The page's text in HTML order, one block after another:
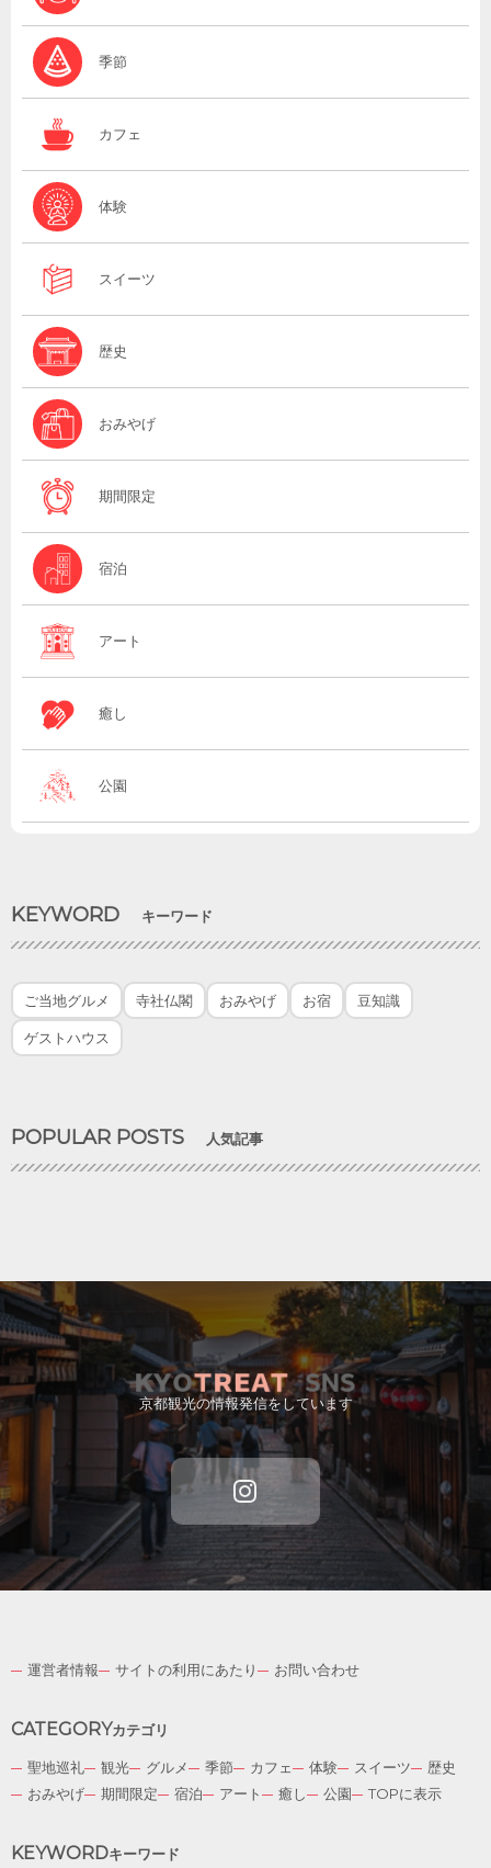
季節
カフェ
体験
スイーツ
歴史
おみやげ
期間限定
宿泊
アート
癒し
公園
KEYWORD キーワード
ご当地グルメ 寺社仏閣 おみやげ お宿 豆知識
ゲストハウス
POPULAR POSTS 人気記事
京都観光の情報発信をしています
運営者情報 サイトの利用にあたり お問い合わせ
CATEGORYカテゴリ
聖地巡礼 観光 グルメ 季節 カフェ 体験 スイーツ
歴史
おみやげ
期間限定 宿泊 アート 癒し 公園 TOPに表示
KEYWORDキーワード
German